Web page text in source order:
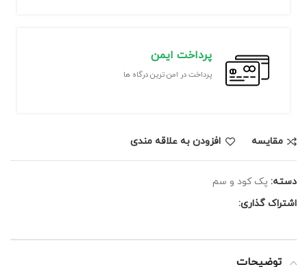
پرداخت ایمن
پرداخت در امن ترین درگاه ها
مقايسه افزودن به علاقه مندی
دسته: پک کود و سم
اشتراک گذاری:
توضیحات